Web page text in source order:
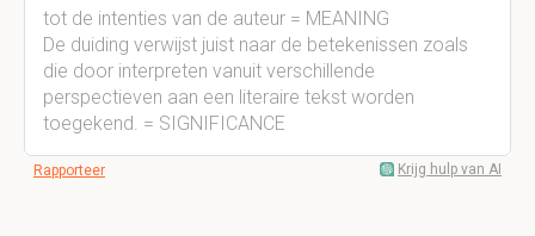
tot de intenties van de auteur = MEANING
De duiding verwijst juist naar de betekenissen zoals
die door interpreten vanuit verschillende
perspectieven aan een literaire tekst worden
toegekend. = SIGNIFICANCE
Rapporteer Krijg hulp van AI